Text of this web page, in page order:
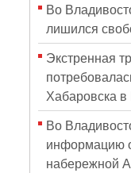
Во
лишился
Экстренная
Хабаровска
Во
информацию
набережной